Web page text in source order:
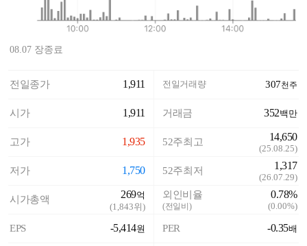
08.07 장종료
전일종가 1,911
시가 1,911
고가 1,935
저가 1,750
시가총액 269억
(1,843위)
EPS -5,414원
전일거래량 307천주
거래금 352백만
52주최고 14,650
(25.08.25)
52주최저 1,317
(26.07.29)
외인비율
(전일비)
0.78%
(0.00%)
PER -0.35배